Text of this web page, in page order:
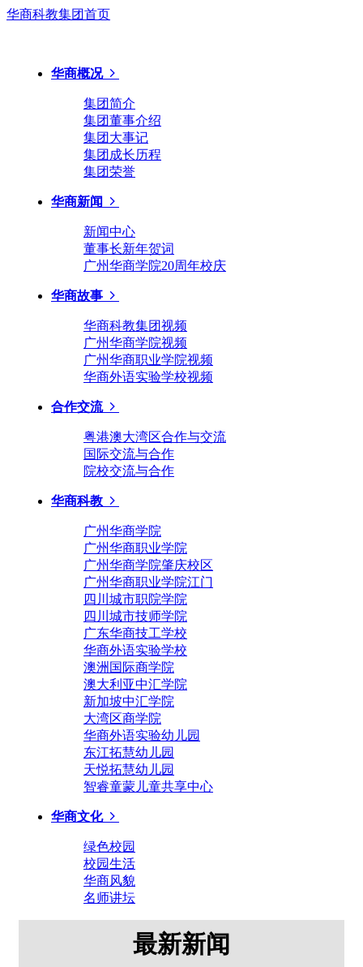
华商科教集团首页
华商概况
集团简介
集团董事介绍
集团大事记
集团成长历程
集团荣誉
华商新闻
新闻中心
董事长新年贺词
广州华商学院20周年校庆
华商故事
华商科教集团视频
广州华商学院视频
广州华商职业学院视频
华商外语实验学校视频
合作交流
粤港澳大湾区合作与交流
国际交流与合作
院校交流与合作
华商科教
广州华商学院
广州华商职业学院
广州华商学院肇庆校区
广州华商职业学院江门
四川城市职院学院
四川城市技师学院
广东华商技工学校
华商外语实验学校
澳洲国际商学院
澳大利亚中汇学院
新加坡中汇学院
大湾区商学院
华商外语实验幼儿园
东江拓慧幼儿园
天悦拓慧幼儿园
智睿童蒙儿童共享中心
华商文化
绿色校园
校园生活
华商风貌
名师讲坛
最新新闻